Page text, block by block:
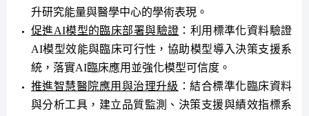
升研究能量與醫學中心的學術表現。
促進AI模型的臨床部署與驗證 ：利用標準化資料驗證
AI模型效能與臨床可行性，協助模型導入決策支援系
統，落實AI臨床應用並強化模型可信度。
推進智慧醫院應用與治理升級 ：結合標準化臨床資料
與分析工具，建立品質監測、決策支援與績效指標系